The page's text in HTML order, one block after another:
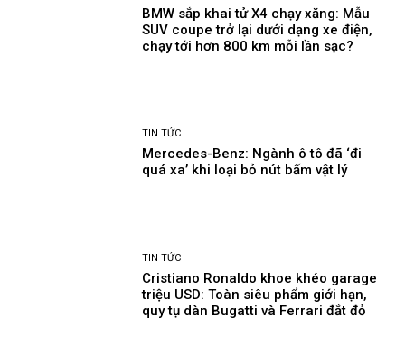
BMW sắp khai tử X4 chạy xăng: Mẫu
SUV coupe trở lại dưới dạng xe điện,
chạy tới hơn 800 km mỗi lần sạc?
TIN TỨC
Mercedes-Benz: Ngành ô tô đã ‘đi
quá xa’ khi loại bỏ nút bấm vật lý
TIN TỨC
Cristiano Ronaldo khoe khéo garage
triệu USD: Toàn siêu phẩm giới hạn,
quy tụ dàn Bugatti và Ferrari đắt đỏ